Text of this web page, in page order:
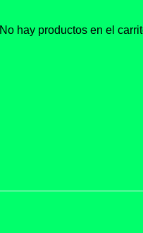
No hay productos en el